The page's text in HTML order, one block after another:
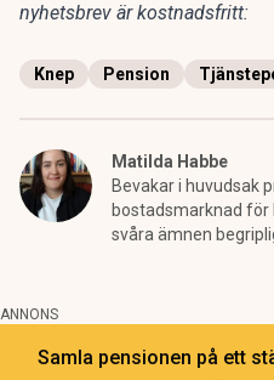
nyhetsbrev är kostnadsfritt:
Knep Pension
Matilda Habbe
Bevakar i huvudsak
bostadsmarknad för
svåra ämnen
ANNONS
Samla pensionen på ett